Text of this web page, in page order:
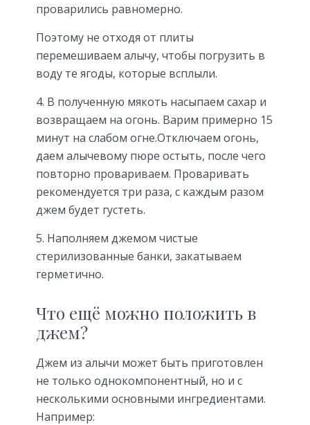
проварились равномерно.
Поэтому не отходя от плиты
перемешиваем алычу, чтобы погрузить в
воду те ягоды, которые всплыли.
4. В полученную мякоть насыпаем сахар и
возвращаем на огонь. Варим примерно 15
минут на слабом огне.Отключаем огонь,
даем алычевому пюре остыть, после чего
повторно провариваем. Проваривать
рекомендуется три раза, с каждым разом
джем будет густеть.
5. Наполняем джемом чистые
стерилизованные банки, закатываем
герметично.
Что ещё можно положить в
джем?
Джем из алычи может быть приготовлен
не только однокомпонентный, но и с
несколькими основными ингредиентами.
Например: